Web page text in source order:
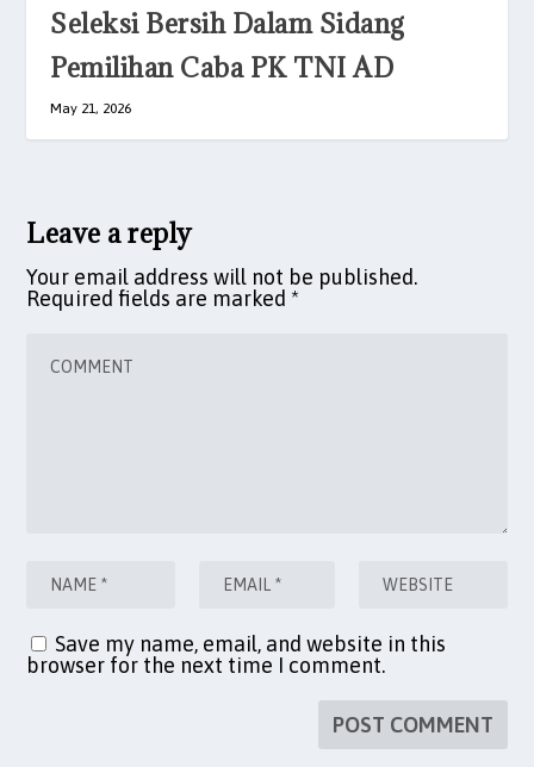
Seleksi Bersih Dalam Sidang
Pemilihan Caba PK TNI AD
May 21, 2026
Leave a reply
Your email address will not be published.
Required fields are marked *
Save my name, email, and website in this
browser for the next time I comment.